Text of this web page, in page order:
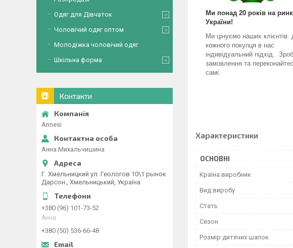
Ми понад 20 років на
України!
Ми цінуємо наших клієнтів.
кожного покупця в нас
індивідуальний підхід.
замовлення та
самі.
Характеристики
ОСНОВНІ
Країна виробник
Вид виробу
Стать
Сезон
Розмір дитячих шапок
Одяг для Дівчаток
Чоловічий одяг оптом
Молодіжка чоловічий одяг
Шкільна форма
Контакти
Annesi
Анна Михальчишина
Г. Хмельницкий ул. Геологов 10\1 рынок
Дарсон., Хмельницький, Україна
+380 (96) 101-73-52
Анна
+380 (50) 536-66-48